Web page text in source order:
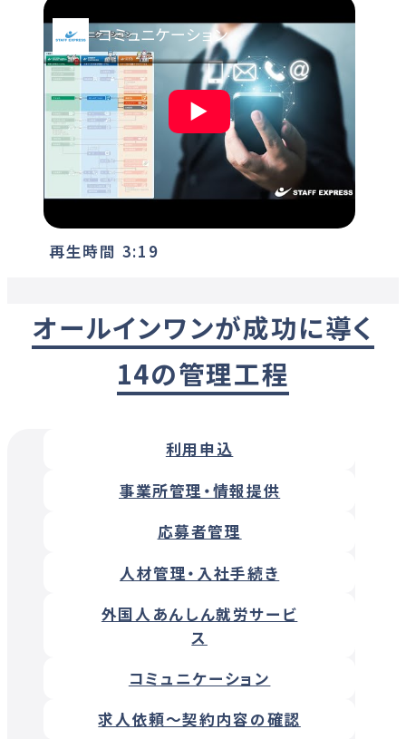
コミュニケーション
▶
再生時間 3:19
オールインワンが成功に導く
14の管理工程
利用申込
事業所管理・情報提供
応募者管理
人材管理・入社手続き
外国人あんしん就労サービ
ス
コミュニケーション
求人依頼～契約内容の確認